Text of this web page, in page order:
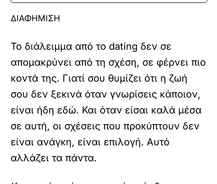
ΔΙΑΦΗΜΙΣΗ
Το διάλειμμα από το dating δεν σε
απομακρύνει από τη σχέση, σε φέρνει πιο
κοντά της. Γιατί σου θυμίζει ότι η ζωή
σου δεν ξεκινά όταν γνωρίσεις κάποιον,
είναι ήδη εδώ. Και όταν είσαι καλά μέσα
σε αυτή, οι σχέσεις που προκύπτουν δεν
είναι ανάγκη, είναι επιλογή. Αυτό
αλλάζει τα πάντα.